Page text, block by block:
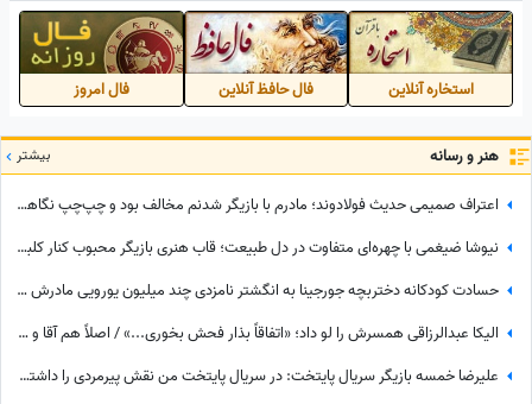
استخاره آنلاین فال حافظ آنلاین فال امروز
هنر و رسانه بیشتر
اعتراف صمیمی حدیث فولادوند؛ مادرم با بازیگر شدنم مخالف بود و چپ‌چپ نگاهم می‌کرد! + ویدئو
نیوشا ضیغمی با چهره‌ای متفاوت در دل طبیعت؛ قاب هنری بازیگر محبوب کنار کلبه چوبی
حسادت کودکانه دختربچه جورجینا به انگشتر نامزدی چند میلیون یورویی مادرش که رونالدو به او هدیه داده بود!
الیکا عبدالرزاقی همسرش را لو داد؛ «اتفاقاً بذار فحش بخوری...» / اصلاً هم آقا و متشخص نیست!
علیرضا خمسه بازیگر سریال پایتخت: در سریال پایتخت من نقش پیرمردی را داشتم که هیچ دیالوگی نداشت! پنجعلی از طریق نگاهش با مردم حرف می زد